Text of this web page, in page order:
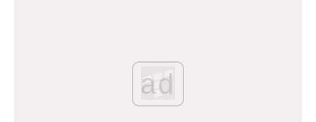
ad